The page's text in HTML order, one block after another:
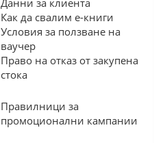
Данни за клиента
Как да свалим е-книги
Условия за ползване на
ваучер
Право на отказ от закупена
стока
Правилници за
промоционални кампании